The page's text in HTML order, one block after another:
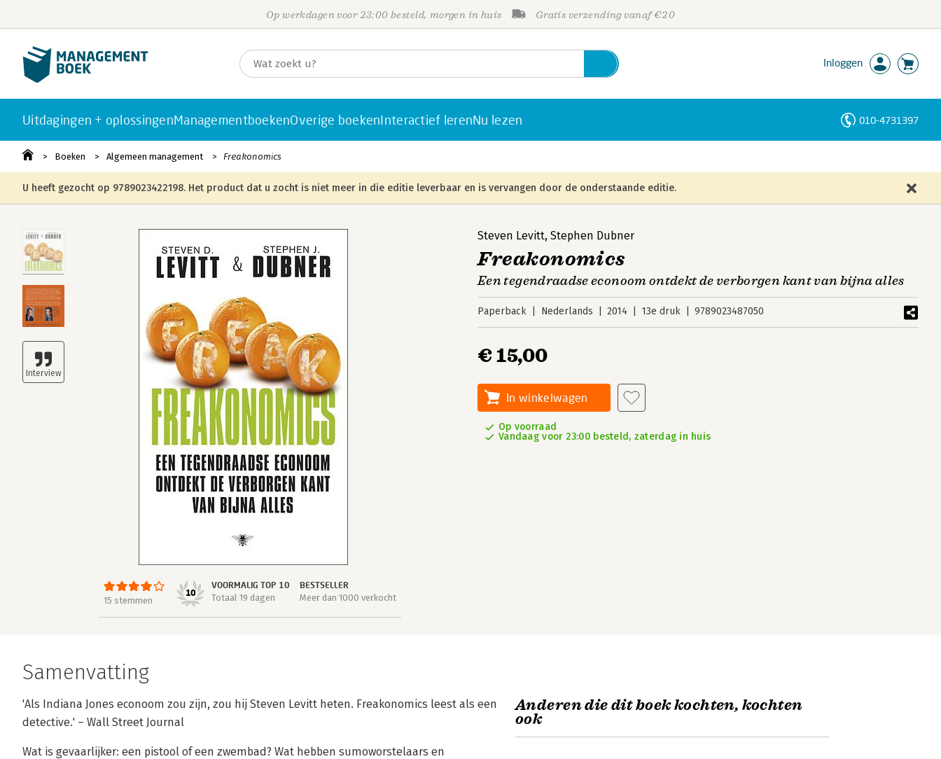
Op werkdagen voor 23:00 besteld, morgen in huis Gratis verzending vanaf €20
Inloggen
Uitdagingen + oplossingenManagementboekenOverige boekenInteractief lerenNu lezen 010-4731397
Boeken Algemeen management Freakonomics
U heeft gezocht op 9789023422198. Het product dat u zocht is niet meer in die editie leverbaar en is vervangen door de onderstaande editie.
15 stemmen
10
VOORMALIG TOP 10
Totaal 19 dagen
BESTSELLER
Meer dan 1000 verkocht
Steven Levitt, Stephen Dubner
Freakonomics
Een tegendraadse econoom ontdekt de verborgen kant van bijna alles
Paperback Nederlands 2014 13e druk 9789023487050
€ 15,00
In winkelwagen
Op voorraad
Vandaag voor 23:00 besteld, zaterdag in huis
Samenvatting
'Als Indiana Jones econoom zou zijn, zou hij Steven Levitt heten. Freakonomics leest als een
detective.' – Wall Street Journal
Wat is gevaarlijker: een pistool of een zwembad? Wat hebben sumoworstelaars en
Anderen die dit boek kochten, kochten
ook
Personen
Trefwoorden